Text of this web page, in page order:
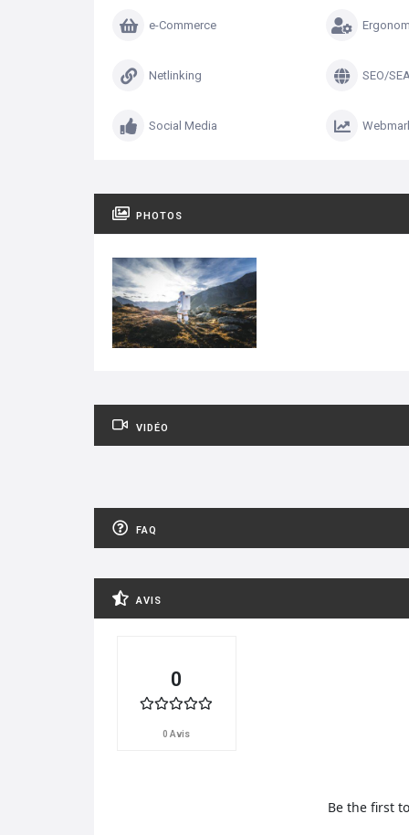
e-Commerce
Netlinking SEO/
Social Media
PHOTOS
VIDÉO
FAQ
AVIS
0
0 Avis
Be the first